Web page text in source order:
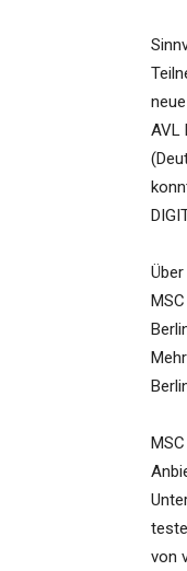
AVL
von